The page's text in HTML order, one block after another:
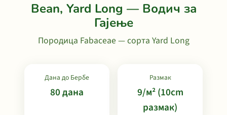
Bean, Yard Long — Водич за
Гајење
Породица Fabaceae — сорта Yard Long
Дана до Бербе
80 дана
Размак
9/м² (10cm
размак)